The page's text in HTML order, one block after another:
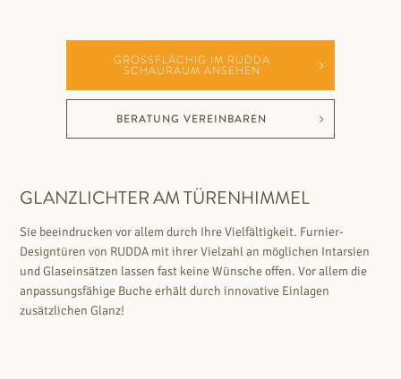
GROSSFLÄCHIG IM RUDDA S
CHAURAUM ANSEHEN
BERATUNG VEREINBAREN
GLANZLICHTER AM TÜRENHIMMEL
Sie beeindrucken vor allem durch Ihre Vielfältigkeit. Furnier-
Designtüren von RUDDA mit ihrer Vielzahl an möglichen Intarsien
und Glaseinsätzen lassen fast keine Wünsche offen. Vor allem die
anpassungsfähige Buche erhält durch innovative Einlagen
zusätzlichen Glanz!